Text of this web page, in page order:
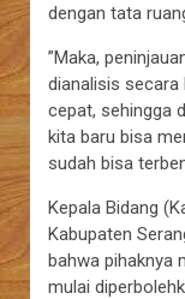
dengan tata
”Maka,
dianalisis secara
cepat, sehingga
kita baru bisa
sudah bisa
Kepala Bidang
Kabupaten
bahwa pihaknya
mulai